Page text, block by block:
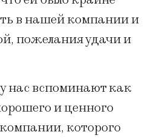
в нашей компании и
пожелания удачи и
нас вспоминают как
и ценного
которого